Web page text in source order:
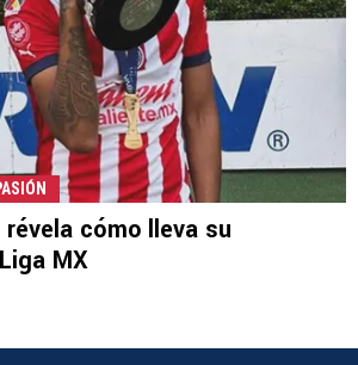
cómo lleva su
MX